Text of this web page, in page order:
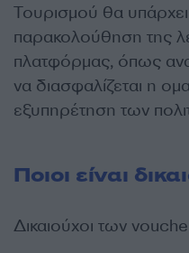
Τουρισμού θα
παρακολούθηση της
πλατφόρμας, όπως
να διασφαλίζεται η
εξυπηρέτηση των
Ποιοι είναι
Δικαιούχοι των